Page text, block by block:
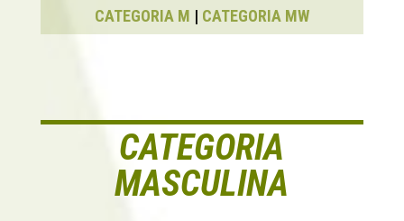
CATEGORIA M | CATEGORIA MW
CATEGORIA
MASCULINA